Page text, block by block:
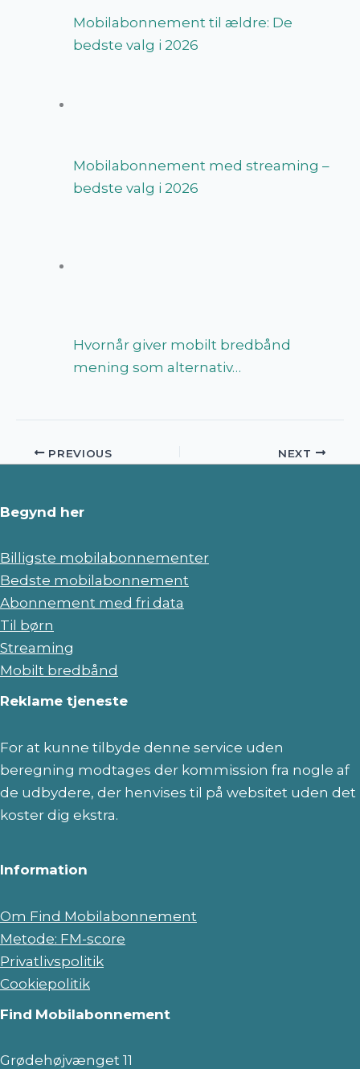
Mobilabonnement til ældre: De
bedste valg i 2026
Mobilabonnement med streaming –
bedste valg i 2026
Hvornår giver mobilt bredbånd
mening som alternativ…
PREVIOUS NEXT
Begynd her
Billigste mobilabonnementer
Bedste mobilabonnement
Abonnement med fri data
Til børn
Streaming
Mobilt bredbånd
Reklame tjeneste
For at kunne tilbyde denne service uden
beregning modtages der kommission fra nogle af
de udbydere, der henvises til på websitet uden det
koster dig ekstra.
Information
Om Find Mobilabonnement
Metode: FM-score
Privatlivspolitik
Cookiepolitik
Find Mobilabonnement
Grødehøjvænget 11